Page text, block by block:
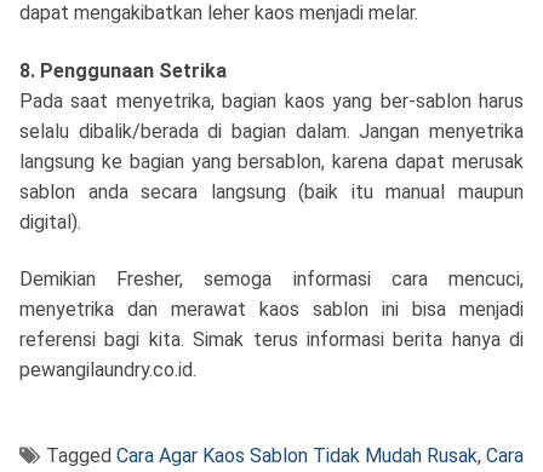
dapat mengakibatkan leher kaos menjadi melar.
8. Penggunaan Setrika
Pada saat menyetrika, bagian kaos yang ber-sablon harus
selalu dibalik/berada di bagian dalam. Jangan menyetrika
langsung ke bagian yang bersablon, karena dapat merusak
sablon anda secara langsung (baik itu manual maupun
digital).
Demikian Fresher, semoga informasi cara mencuci,
menyetrika dan merawat kaos sablon ini bisa menjadi
referensi bagi kita. Simak terus informasi berita hanya di
pewangilaundry.co.id.
Tagged Cara Agar Kaos Sablon Tidak Mudah Rusak, Cara